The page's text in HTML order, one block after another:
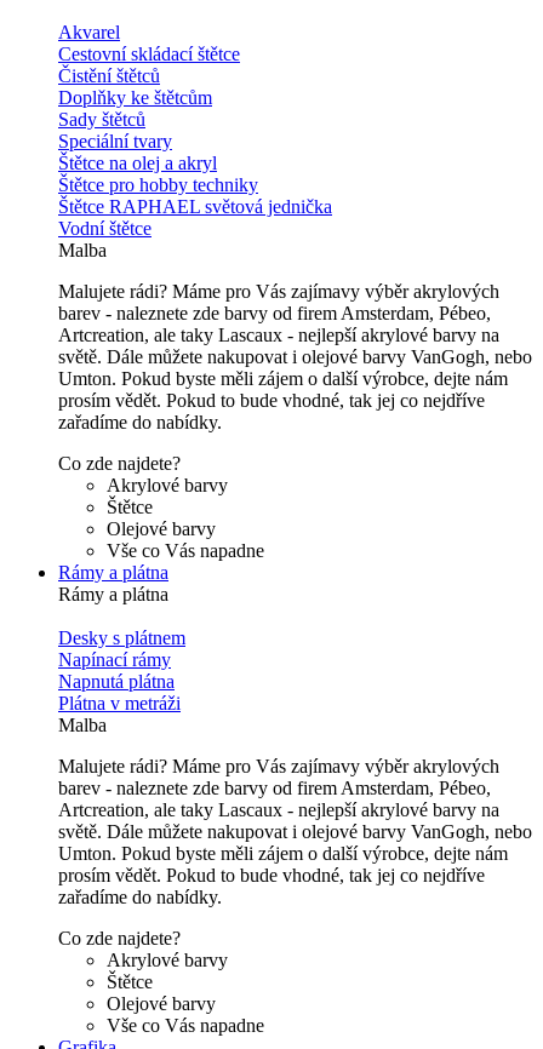
Akvarel
Cestovní skládací štětce
Čistění štětců
Doplňky ke štětcům
Sady štětců
Speciální tvary
Štětce na olej a akryl
Štětce pro hobby techniky
Štětce RAPHAEL světová jednička
Vodní štětce
Malba
Malujete rádi? Máme pro Vás zajímavy výběr akrylových
barev - naleznete zde barvy od firem Amsterdam, Pébeo,
Artcreation, ale taky Lascaux - nejlepší akrylové barvy na
světě. Dále můžete nakupovat i olejové barvy VanGogh, nebo
Umton. Pokud byste měli zájem o další výrobce, dejte nám
prosím vědět. Pokud to bude vhodné, tak jej co nejdříve
zařadíme do nabídky.
Co zde najdete?
Akrylové barvy
Štětce
Olejové barvy
Vše co Vás napadne
Rámy a plátna
Rámy a plátna
Desky s plátnem
Napínací rámy
Napnutá plátna
Plátna v metráži
Malba
Malujete rádi? Máme pro Vás zajímavy výběr akrylových
barev - naleznete zde barvy od firem Amsterdam, Pébeo,
Artcreation, ale taky Lascaux - nejlepší akrylové barvy na
světě. Dále můžete nakupovat i olejové barvy VanGogh, nebo
Umton. Pokud byste měli zájem o další výrobce, dejte nám
prosím vědět. Pokud to bude vhodné, tak jej co nejdříve
zařadíme do nabídky.
Co zde najdete?
Akrylové barvy
Štětce
Olejové barvy
Vše co Vás napadne